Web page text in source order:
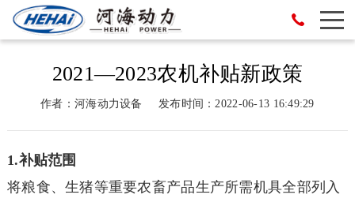
2021—2023农机补贴新政策
作者：河海动力设备 发布时间：2022-06-13 16:49:29
1.补贴范围
将粮食、生猪等重要农畜产品生产所需机具全部列入